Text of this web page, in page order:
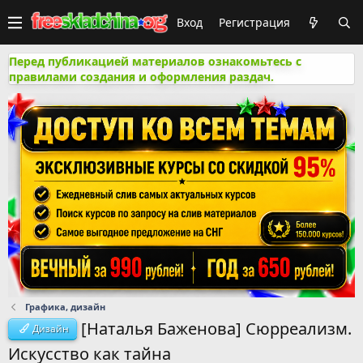
Вход Регистрация
Перед публикацией материалов ознакомьтесь с
правилами создания и оформления раздач.
Графика, дизайн
Дизайн
[Haтaлья Бaжeнoвa] Cюppеaлизм.
Иcкуccтвo кaк тaйнa